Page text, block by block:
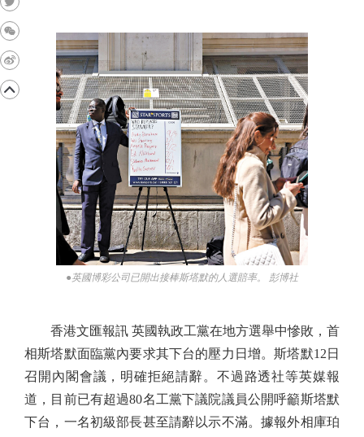
●英國博彩公司已開出接棒斯塔默的人選賠率。 彭博社
香港文匯報訊 英國執政工黨在地方選舉中慘敗，首
相斯塔默面臨黨內要求其下台的壓力日增。斯塔默12日
召開內閣會議，明確拒絕請辭。不過路透社等英媒報
道，目前已有超過80名工黨下議院議員公開呼籲斯塔默
下台，一名初級部長甚至請辭以示不滿。據報外相庫珀